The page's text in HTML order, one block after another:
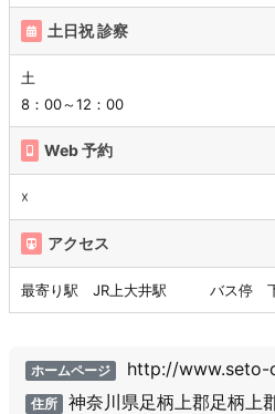
土日祝 診察
土
8：00～12：00
Web 予約
☓
アクセス
最寄り駅 JR上大井駅 バス停 下
ホームページ http://www.seto-
住所 神奈川県足柄上郡足柄上